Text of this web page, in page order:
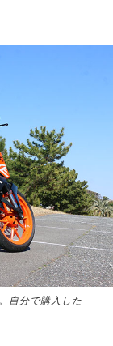
自分で購入した